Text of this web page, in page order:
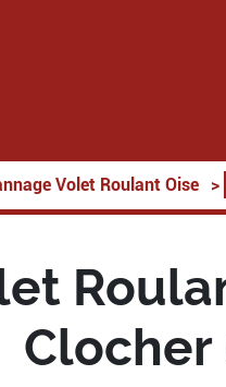
Volet Roulant Oise >
Clocher